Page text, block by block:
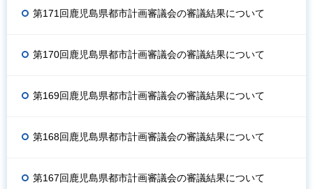
第171回鹿児島県都市計画審議会の審議結果について
第170回鹿児島県都市計画審議会の審議結果について
第169回鹿児島県都市計画審議会の審議結果について
第168回鹿児島県都市計画審議会の審議結果について
第167回鹿児島県都市計画審議会の審議結果について